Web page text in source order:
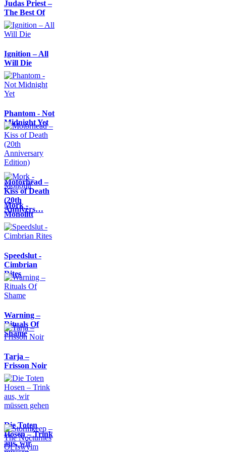
Judas Priest –
The Best Of
Ignition – All
Will Die
Phantom - Not
Midnight Yet
Motörhead –
Kiss of Death
(20th
Annivers…
Mork -
Monolitt
Speedslut -
Cimbrian
Rites
Warning –
Rituals Of
Shame
Tarja –
Frisson Noir
Die Toten
Hosen – Trink
aus, wir